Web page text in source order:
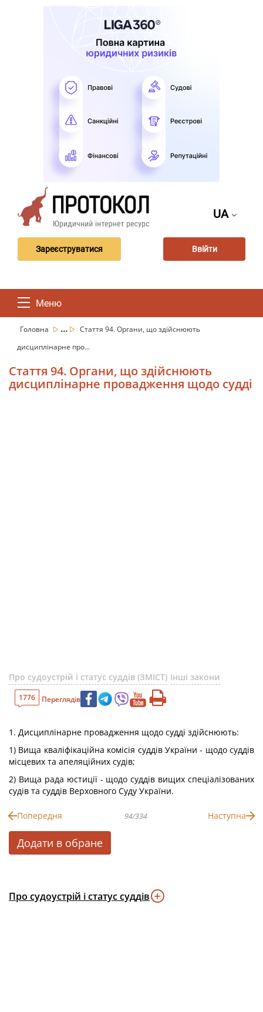
UA
Зареєструватися Ввійти
Меню
Головна ...
Стаття 94. Органи, що здійснюють
дисциплінарне про...
Стаття 94. Органи, що здійснюють
дисциплінарне провадження щодо судді
Про судоустрій і статус суддів (ЗМІСТ) Інші закони
1776 Переглядів
1. Дисциплінарне провадження щодо судді здійснюють:
1) Вища кваліфікаційна комісія суддів України - щодо суддів
місцевих та апеляційних судів;
2) Вища рада юстиції - щодо суддів вищих спеціалізованих
судів та суддів Верховного Суду України.
Попередня 94/334 Наступна
Додати в обране
Про судоустрій і статус суддів